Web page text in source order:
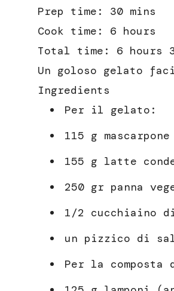
Prep time: 30 mins
Cook time: 6 hours
Total time: 6 hours
Un goloso gelato
Ingredients
Per il gelato:
115 g mascarpone
155 g latte
250 gr panna
1/2 cucchiaino
un pizzico di
Per la composta